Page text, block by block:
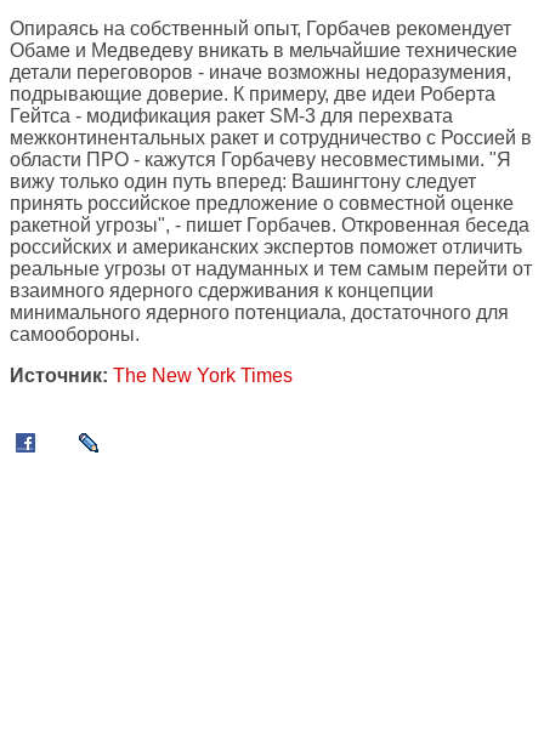
Опираясь на собственный опыт, Горбачев рекомендует
Обаме и Медведеву вникать в мельчайшие технические
детали переговоров - иначе возможны недоразумения,
подрывающие доверие. К примеру, две идеи Роберта
Гейтса - модификация ракет SM-3 для перехвата
межконтинентальных ракет и сотрудничество с Россией в
области ПРО - кажутся Горбачеву несовместимыми. "Я
вижу только один путь вперед: Вашингтону следует
принять российское предложение о совместной оценке
ракетной угрозы", - пишет Горбачев. Откровенная беседа
российских и американских экспертов поможет отличить
реальные угрозы от надуманных и тем самым перейти от
взаимного ядерного сдерживания к концепции
минимального ядерного потенциала, достаточного для
самообороны.
Источник: The New York Times